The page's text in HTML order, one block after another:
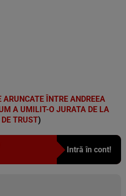
ARUNCATE ÎNTRE ANDREEA
A UMILIT-O JURATA DE LA
TRUST)
Intră în cont!